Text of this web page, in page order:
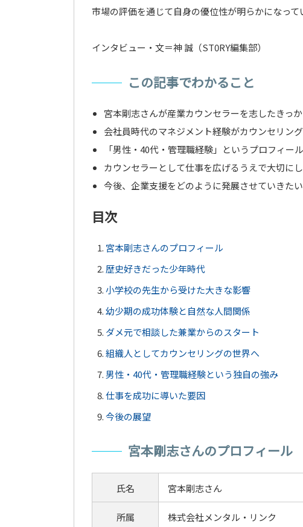
市場の評価を通じて自身の優位性が明らかになって
インタビュー・文＝神 誠（ST0RY編集部）
この記事でわかること
宮本剛志さんが産業カウンセラーを志したきっ
会社員時代のマネジメント経験がカウンセリン
「男性・40代・管理職経験」というプロフィー
カウンセラーとして仕事を広げるうえで大切に
今後、企業支援をどのように発展させていきた
目次
宮本剛志さんのプロフィール
歴史好きだった少年時代
小学校の先生から受けた大きな影響
幼少期の成功体験と自然な人間関係
ダメ元で相談した兼業からのスタート
組織人としてカウンセリングの世界へ
男性・40代・管理職経験という独自の強み
仕事を成功に導いた要因
今後の展望
宮本剛志さんのプロフィール
氏名 宮本剛志さん
所属 株式会社メンタル・リンク